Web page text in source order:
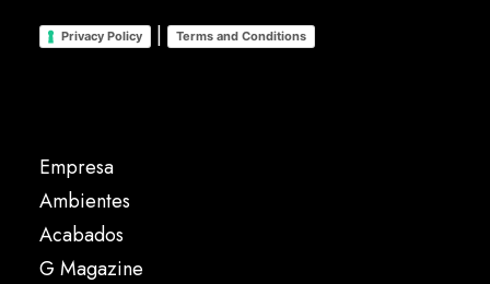
Privacy Policy | Terms and Conditions
Empresa
Ambientes
Acabados
G Magazine